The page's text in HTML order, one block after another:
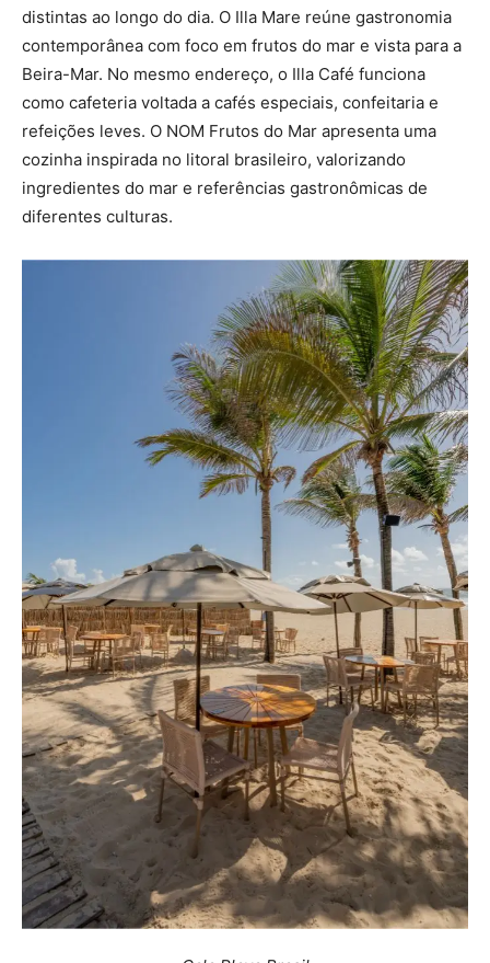
distintas ao longo do dia. O Illa Mare reúne gastronomia
contemporânea com foco em frutos do mar e vista para a
Beira-Mar. No mesmo endereço, o Illa Café funciona
como cafeteria voltada a cafés especiais, confeitaria e
refeições leves. O NOM Frutos do Mar apresenta uma
cozinha inspirada no litoral brasileiro, valorizando
ingredientes do mar e referências gastronômicas de
diferentes culturas.